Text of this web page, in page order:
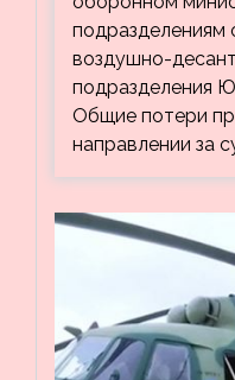
подразделениям
воздушно-
подразделения
Общие потери
направлении за